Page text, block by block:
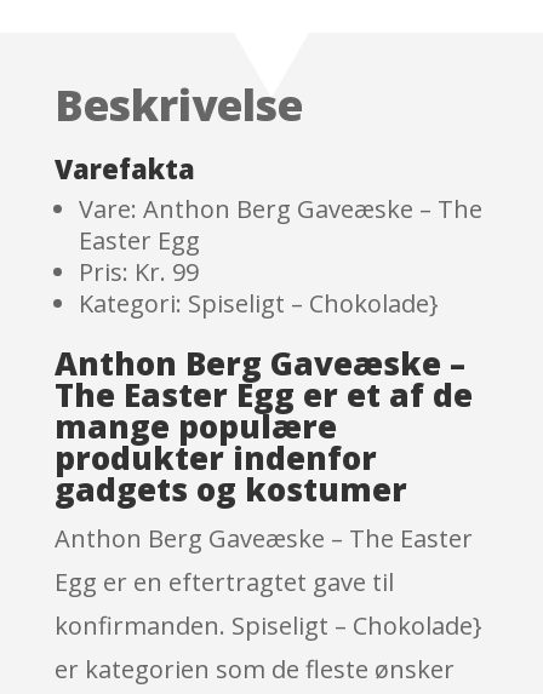
ratings
Beskrivelse
Varefakta
Vare: Anthon Berg Gaveæske – The
Easter Egg
Pris: Kr. 99
Kategori: Spiseligt – Chokolade}
Anthon Berg Gaveæske –
The Easter Egg er et af de
mange populære
produkter indenfor
gadgets og kostumer
Anthon Berg Gaveæske – The Easter
Egg er en eftertragtet gave til
konfirmanden. Spiseligt – Chokolade}
er kategorien som de fleste ønsker